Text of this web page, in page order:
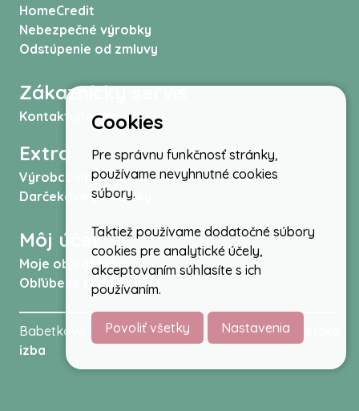
HomeCredit
Nebezpečné výrobky
Odstúpenie od zmluvy
Zákaznícky servis
Kontaktujte nás
Extra
Výrobcovia
Darčekové poukážky
Môj účet
Moje objednávky
Obľúbené produkty
Babetkovo.sk © 2026 -Kočíky autosedačky,
izba
Cookies
Pre správnu funkčnosť stránky,
používame nevyhnutné cookies
súbory.
Taktiež používame dodatočné súbory
cookies pre analytické účely,
akceptovaním súhlasíte s ich
používaním.
Povoliť všetky Nastavenia